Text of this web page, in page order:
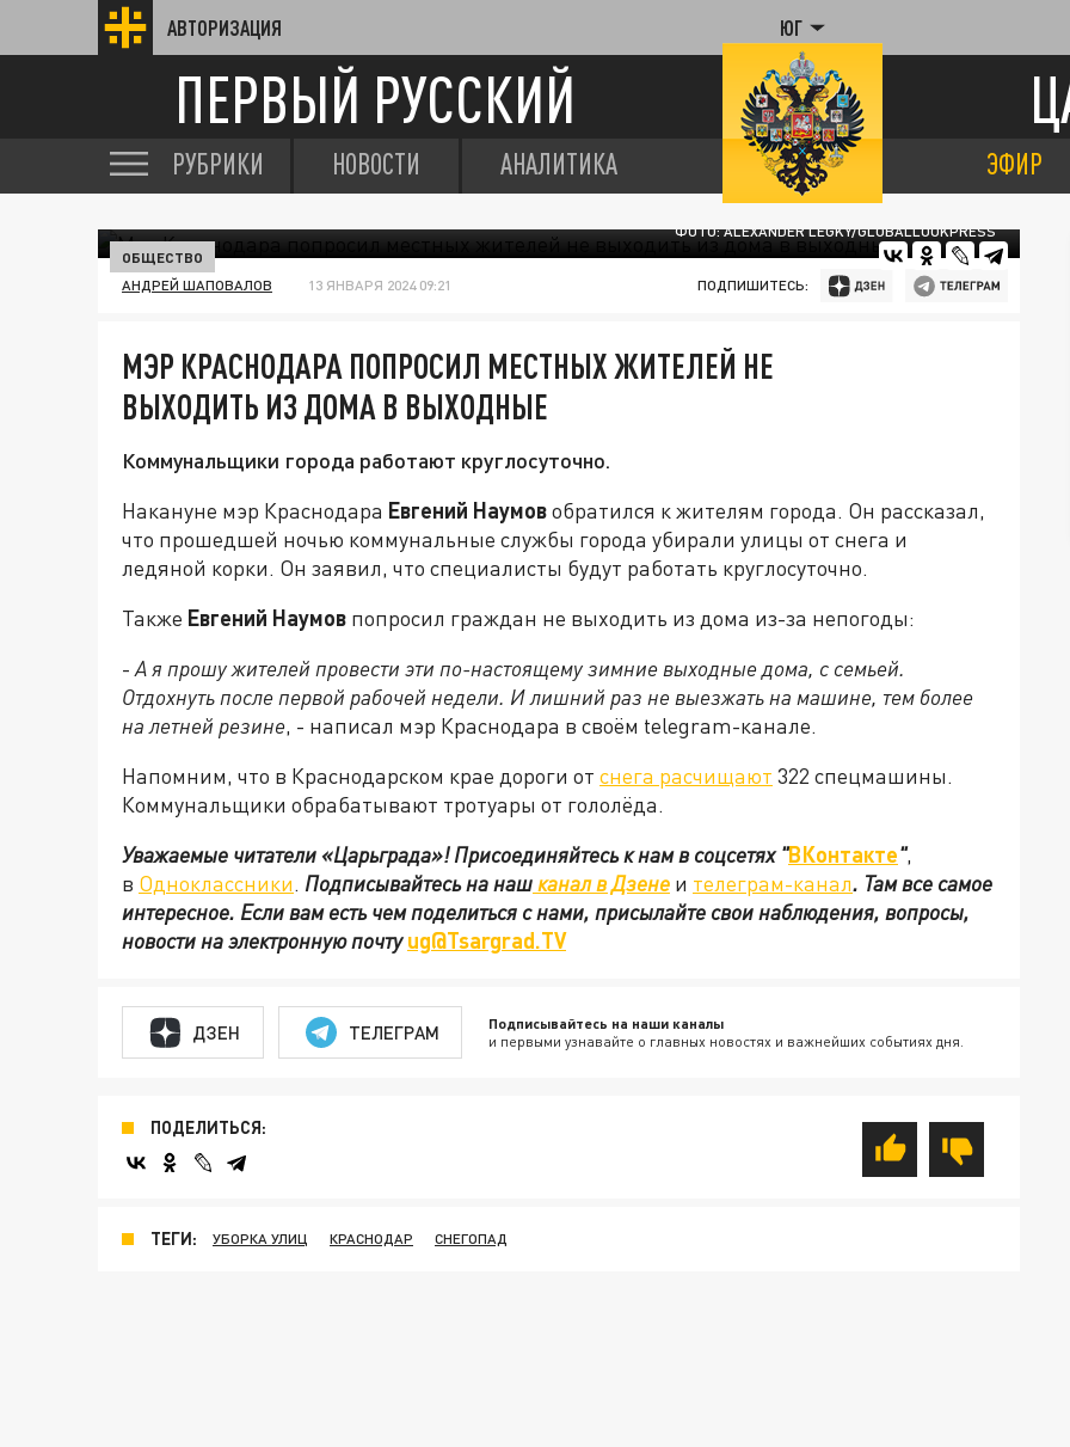
АВТОРИЗАЦИЯ ЮГ
ПЕРВЫЙ РУССКИЙ
РУБРИКИ НОВОСТИ АНАЛИТИКА ЭФИР
ФОТО: ALEXANDER LEGKY/GLOBALLOOKPRESS
ОБЩЕСТВО
АНДРЕЙ ШАПОВАЛОВ 13 ЯНВАРЯ 2024 09:21 ПОДПИШИТЕСЬ:
МЭР КРАСНОДАРА ПОПРОСИЛ МЕСТНЫХ ЖИТЕЛЕЙ НЕ
ВЫХОДИТЬ ИЗ ДОМА В ВЫХОДНЫЕ
Коммунальщики города работают круглосуточно.
Накануне мэр Краснодара Евгений Наумовобратился к жителям города. Он рассказал,
что прошедшей ночью коммунальные службы города убирали улицы от снега и
ледяной корки. Он заявил, что специалисты будут работать круглосуточно.
Также Евгений Наумов попросил граждан не выходить из дома из-за непогоды:
- А я прошу жителей провести эти по-настоящему зимние выходные дома, с семьей.
Отдохнуть после первой рабочей недели. И лишний раз не выезжать на машине, тем более
на летней резине, - написал мэр Краснодара в своём telegram-канале.
Напомним, что в Краснодарском крае дороги от снега расчищают 322 спецмашины.
Коммунальщики обрабатывают тротуары от гололёда.
Уважаемые читатели «Царьграда»!Присоединяйтесь к нам в соцсетях"ВКонтакте",
в Одноклассники. Подписывайтесь на нашканал в Дзене и телеграм-канал. Там все самое
интересное. Если вам есть чем поделиться с нами, присылайте свои наблюдения, вопросы,
новости на электронную почтуug@Tsargrad.TV
ДЗЕН ТЕЛЕГРАМ Подписывайтесь на наши каналы
и первыми узнавайте о главных новостях и важнейших событиях дня.
ПОДЕЛИТЬСЯ:
ТЕГИ: УБОРКА УЛИЦ КРАСНОДАР СНЕГОПАД